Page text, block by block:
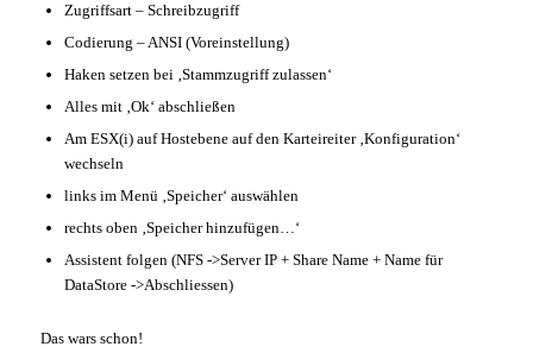
Zugriffsart – Schreibzugriff
Codierung – ANSI (Voreinstellung)
Haken setzen bei ‚Stammzugriff zulassen‘
Alles mit ‚Ok‘ abschließen
Am ESX(i) auf Hostebene auf den Karteireiter ‚Konfiguration‘
wechseln
links im Menü ‚Speicher‘ auswählen
rechts oben ‚Speicher hinzufügen…‘
Assistent folgen (NFS ->Server IP + Share Name + Name für
DataStore ->Abschliessen)
Das wars schon!